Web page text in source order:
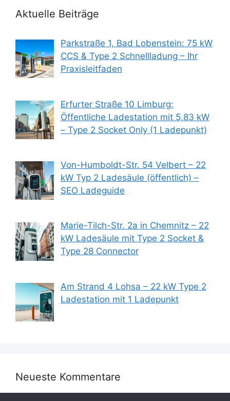
Aktuelle Beiträge
Parkstraße 1, Bad Lobenstein: 75 kW
CCS & Type 2 Schnellladung – Ihr
Praxisleitfaden
Erfurter Straße 10 Limburg:
Öffentliche Ladestation mit 5,83 kW
– Type 2 Socket Only (1 Ladepunkt)
Von-Humboldt-Str. 54 Velbert – 22
kW Typ 2 Ladesäule (öffentlich) –
SEO Ladeguide
Marie-Tilch-Str. 2a in Chemnitz – 22
kW Ladesäule mit Type 2 Socket &
Type 28 Connector
Am Strand 4 Lohsa – 22 kW Type 2
Ladestation mit 1 Ladepunkt
Neueste Kommentare